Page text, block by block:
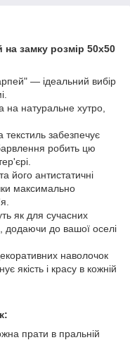
замку розмір 50х50
— ідеальний вибір
на натуральне хутро,
забезпечує
робить цю
його антистатичні
максимально
як для сучасних
додаючи до вашої оселі
наволочок
якість і красу в кожній
прати в пральній